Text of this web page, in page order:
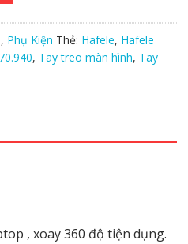
5.592.000₫.
, Phụ Kiện Thẻ: Hafele, Hafele
, Tay treo màn hình, Tay
, xoay 360 độ tiện dụng.